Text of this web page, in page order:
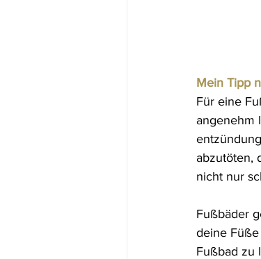
Mein Tipp
Für eine
angenehm
abzutöten,
nicht nur
Fußbäder
deine
Fußbad zu